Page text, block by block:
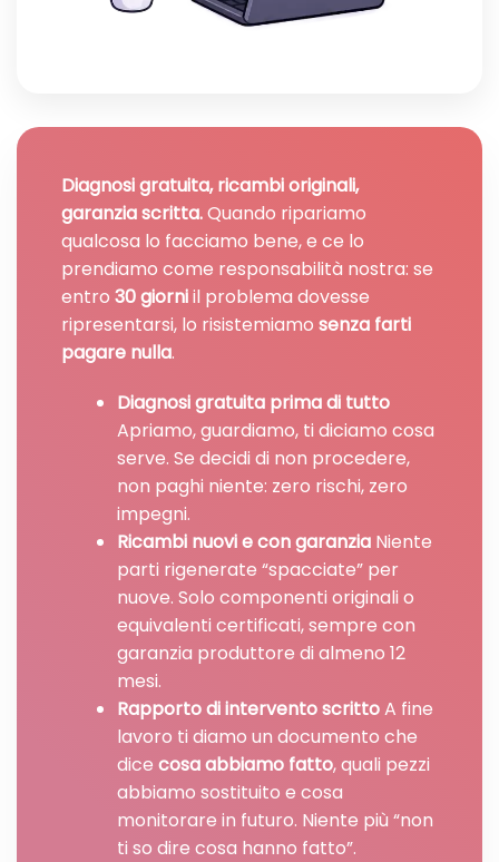
Diagnosi gratuita, ricambi originali,
garanzia scritta.Quando ripariamo
qualcosa lo facciamo bene, e ce lo
prendiamo come responsabilità nostra: se
entro 30 giorniil problema dovesse
ripresentarsi, lo risistemiamo senza farti
pagare nulla.
Diagnosi gratuita prima di tutto
Apriamo, guardiamo, ti diciamo cosa
serve. Se decidi di non procedere,
non paghi niente: zero rischi, zero
impegni.
Ricambi nuovi e con garanzia Niente
parti rigenerate “spacciate” per
nuove. Solo componenti originali o
equivalenti certificati, sempre con
garanzia produttore di almeno 12
mesi.
Rapporto di intervento scrittoA fine
lavoro ti diamo un documento che
dice cosa abbiamo fatto, quali pezzi
abbiamo sostituito e cosa
monitorare in futuro. Niente più “non
ti so dire cosa hanno fatto”.